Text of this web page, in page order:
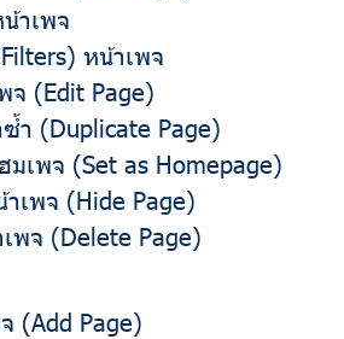
าเพจ
หน้าเพจ
จ (Edit Page)
ำ (Duplicate Page)
มเพจ (Set as Homepage)
เพจ (Hide Page)
พจ (Delete Page)
(Add Page)